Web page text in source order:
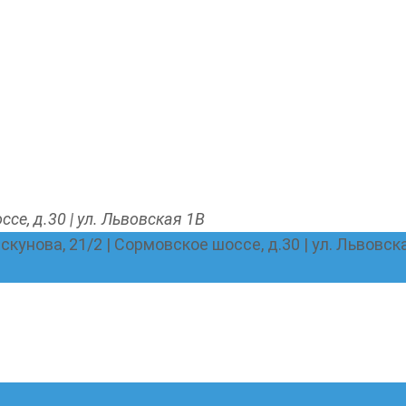
д.30 | ул. Львовская 1В
21/2 | Сормовское шоссе, д.30 | ул.